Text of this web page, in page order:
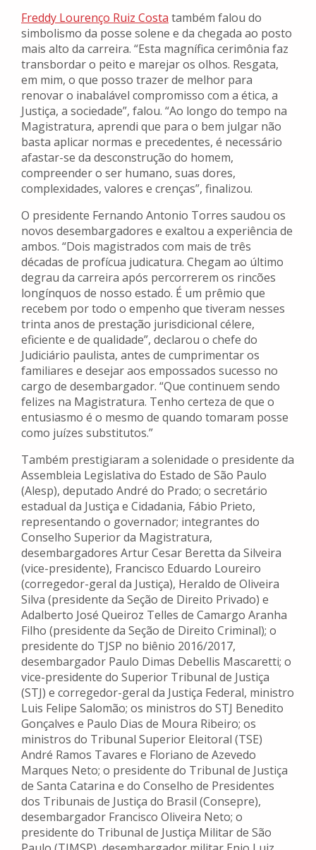
Freddy Lourenço Ruiz Costa também falou do
simbolismo da posse solene e da chegada ao posto
mais alto da carreira. “Esta magnífica cerimônia faz
transbordar o peito e marejar os olhos. Resgata,
em mim, o que posso trazer de melhor para
renovar o inabalável compromisso com a ética, a
Justiça, a sociedade”, falou. “Ao longo do tempo na
Magistratura, aprendi que para o bem julgar não
basta aplicar normas e precedentes, é necessário
afastar-se da desconstrução do homem,
compreender o ser humano, suas dores,
complexidades, valores e crenças”, finalizou.
O presidente Fernando Antonio Torres saudou os
novos desembargadores e exaltou a experiência de
ambos. “Dois magistrados com mais de três
décadas de profícua judicatura. Chegam ao último
degrau da carreira após percorrerem os rincões
longínquos de nosso estado. É um prêmio que
recebem por todo o empenho que tiveram nesses
trinta anos de prestação jurisdicional célere,
eficiente e de qualidade”, declarou o chefe do
Judiciário paulista, antes de cumprimentar os
familiares e desejar aos empossados sucesso no
cargo de desembargador. “Que continuem sendo
felizes na Magistratura. Tenho certeza de que o
entusiasmo é o mesmo de quando tomaram posse
como juízes substitutos.”
Também prestigiaram a solenidade o presidente da
Assembleia Legislativa do Estado de São Paulo
(Alesp), deputado André do Prado; o secretário
estadual da Justiça e Cidadania, Fábio Prieto,
representando o governador; integrantes do
Conselho Superior da Magistratura,
desembargadores Artur Cesar Beretta da Silveira
(vice-presidente), Francisco Eduardo Loureiro
(corregedor-geral da Justiça), Heraldo de Oliveira
Silva (presidente da Seção de Direito Privado) e
Adalberto José Queiroz Telles de Camargo Aranha
Filho (presidente da Seção de Direito Criminal); o
presidente do TJSP no biênio 2016/2017,
desembargador Paulo Dimas Debellis Mascaretti; o
vice-presidente do Superior Tribunal de Justiça
(STJ) e corregedor-geral da Justiça Federal, ministro
Luis Felipe Salomão; os ministros do STJ Benedito
Gonçalves e Paulo Dias de Moura Ribeiro; os
ministros do Tribunal Superior Eleitoral (TSE)
André Ramos Tavares e Floriano de Azevedo
Marques Neto; o presidente do Tribunal de Justiça
de Santa Catarina e do Conselho de Presidentes
dos Tribunais de Justiça do Brasil (Consepre),
desembargador Francisco Oliveira Neto; o
presidente do Tribunal de Justiça Militar de São